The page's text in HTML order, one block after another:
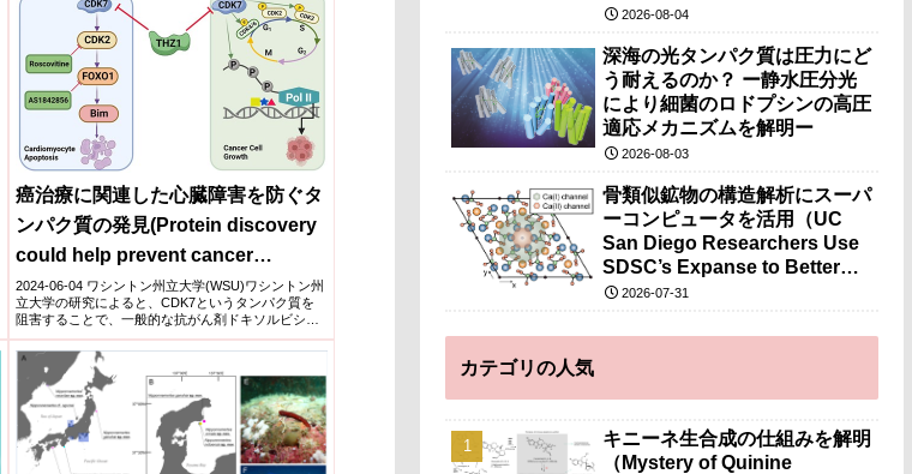
癌治療に関連した心臓障害を防ぐタ
ンパク質の発見(Protein discovery
could help prevent cancer
treatment-related heart damage)
2024-06-04 ワシントン州立大学(WSU)ワシントン州
立大学の研究によると、CDK7というタンパク質を
阻害することで、一般的な抗がん剤ドキソルビシン
によ...
合わせ、従来法では難しかった
子の検出を実現－
2026-08-04
深海の光タンパク質は圧力にど
う耐えるのか？ ー静水圧分光
により細菌のロドプシンの高圧
適応メカニズムを解明ー
2026-08-03
骨類似鉱物の構造解析にスーパ
ーコンピュータを活用（UC
San Diego Researchers Use
SDSC’s Expanse to Better
Understand Bone-Like
2026-07-31
カテゴリの人気
キニーネ生合成の仕組みを解明
（Mystery of Quinine